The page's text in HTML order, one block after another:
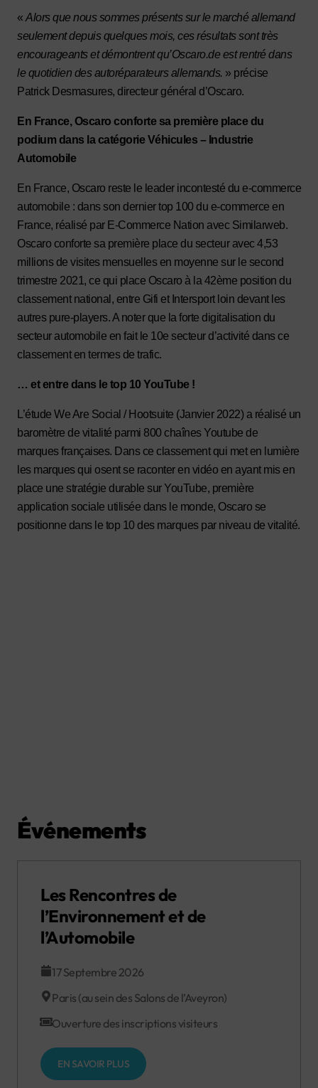
« Alors que nous sommes présents sur le marché allemand
seulement depuis quelques mois, ces résultats sont très
encourageants et démontrent qu’Oscaro.de est rentré dans
le quotidien des autoréparateurs allemands. » précise
Patrick Desmasures, directeur général d’Oscaro.
En France, Oscaro conforte sa première place du
podium dans la catégorie Véhicules – Industrie
Automobile
En France, Oscaro reste le leader incontesté du e-commerce
automobile : dans son dernier top 100 du e-commerce en
France, réalisé par E-Commerce Nation avec Similarweb.
Oscaro conforte sa première place du secteur avec 4,53
millions de visites mensuelles en moyenne sur le second
trimestre 2021, ce qui place Oscaro à la 42ème position du
classement national, entre Gifi et Intersport loin devant les
autres pure-players. A noter que la forte digitalisation du
secteur automobile en fait le 10e secteur d’activité dans ce
classement en termes de trafic.
… et entre dans le top 10 YouTube !
L’étude We Are Social / Hootsuite (Janvier 2022) a réalisé un
baromètre de vitalité parmi 800 chaînes Youtube de
marques françaises. Dans ce classement qui met en lumière
les marques qui osent se raconter en vidéo en ayant mis en
place une stratégie durable sur YouTube, première
application sociale utilisée dans le monde, Oscaro se
positionne dans le top 10 des marques par niveau de vitalité.
Événements
Les Rencontres de
l’Environnement et de
l’Automobile
17 Septembre 2026
Paris (au sein des Salons de l’Aveyron)
Ouverture des inscriptions visiteurs
EN SAVOIR PLUS